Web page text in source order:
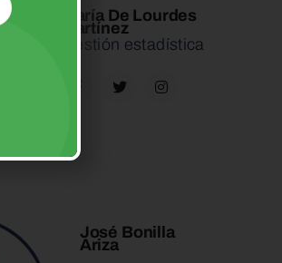
María De Lourdes
Martínez
Gestión estadística
José Bonilla
Ariza